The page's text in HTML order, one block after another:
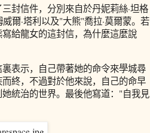
封信件，分別來自於丹妮莉絲·坦格
爾·塔利以及"大熊"喬拉·莫爾蒙。若
給龍女的這封信，為什麼這麼說
表示，自己帶著她的命令來學城尋
終，不過對於他來說，自己的命早
統治的世界。最後他寫道："自我見